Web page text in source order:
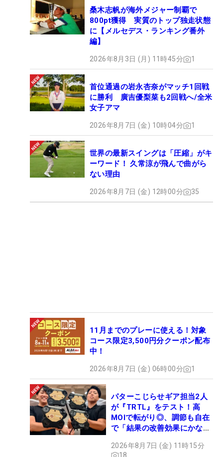
桑木志帆が海外メジャー制覇で
800pt獲得 実質のトップ独走状態
に【メルセデス・ランキング番外
編】
2026年8月3日 (月) 11時45分 1
首位通過の岩永杏奈がマッチ1回戦
に勝利 廣吉優梨菜も2回戦へ/全米
女子アマ
2026年8月7日 (金) 10時04分 1
世界の最新スイングは「圧縮」がキ
ーワード！ 久常涼が飛んで曲がら
ない理由
2026年8月7日 (金) 12時00分 35
11月までのプレーに使える！対象
コース限定3,500円分クーポン配布
中！
2026年8月7日 (金) 06時00分 1
パターこじらせギア担当2人
が『TRTL』をテスト！高
MOIで転がり◎、調節も自在
で「結果の改善効果にかなり
2026年8月7日 (金) 11時15分
18